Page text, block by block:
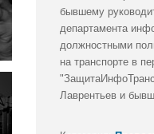
бывшему
департамента
должностными
на транспорте в
Лаврентьев и